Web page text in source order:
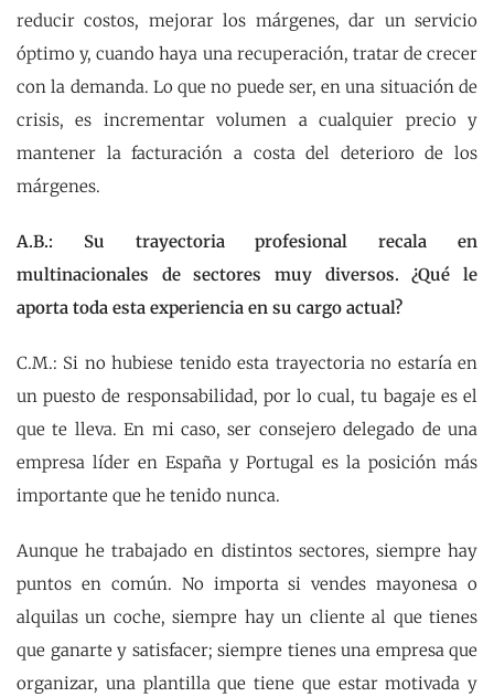
reducir costos, mejorar los márgenes, dar un servicio
óptimo y, cuando haya una recuperación, tratar de crecer
con la demanda. Lo que no puede ser, en una situación de
crisis, es incrementar volumen a cualquier precio y
mantener la facturación a costa del deterioro de los
márgenes.
A.B.: Su trayectoria profesional recala en
multinacionales de sectores muy diversos. ¿Qué le
aporta toda esta experiencia en su cargo actual?
C.M.: Si no hubiese tenido esta trayectoria no estaría en
un puesto de responsabilidad, por lo cual, tu bagaje es el
que te lleva. En mi caso, ser consejero delegado de una
empresa líder en España y Portugal es la posición más
importante que he tenido nunca.
Aunque he trabajado en distintos sectores, siempre hay
puntos en común. No importa si vendes mayonesa o
alquilas un coche, siempre hay un cliente al que tienes
que ganarte y satisfacer; siempre tienes una empresa que
organizar, una plantilla que tiene que estar motivada y